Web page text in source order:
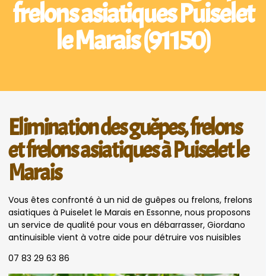
frelons asiatiques Puiselet
le Marais (91150)
Elimination des guêpes, frelons
et frelons asiatiques à Puiselet le
Marais
Vous êtes confronté à un nid de guêpes ou frelons, frelons
asiatiques à Puiselet le Marais en Essonne, nous proposons
un service de qualité pour vous en débarrasser, Giordano
antinuisible vient à votre aide pour détruire vos nuisibles
07 83 29 63 86